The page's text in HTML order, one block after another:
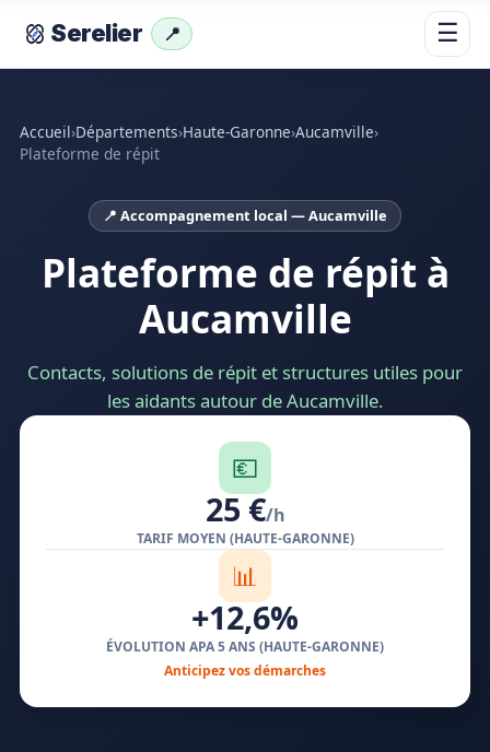
Serelier 📍 ☰
Accueil›Départements›Haute-Garonne›Aucamville›
Plateforme de répit
📍 Accompagnement local — Aucamville
Plateforme de répit à
Aucamville
Contacts, solutions de répit et structures utiles pour
les aidants autour de Aucamville.
💶
25 €/h
TARIF MOYEN (HAUTE-GARONNE)
📊
+12,6%
ÉVOLUTION APA 5 ANS (HAUTE-GARONNE)
Anticipez vos démarches